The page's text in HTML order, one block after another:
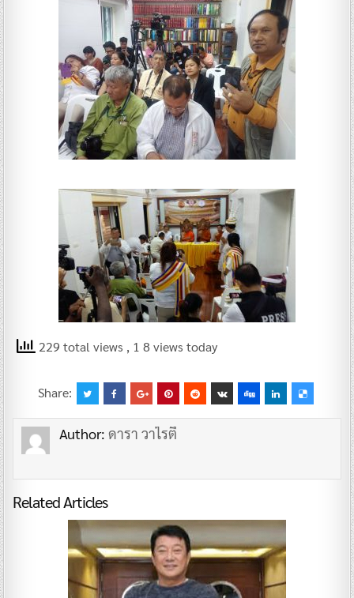
229 total views , 1 8 views today
Share:
Author: ดารา วาไรตี้
Related Articles